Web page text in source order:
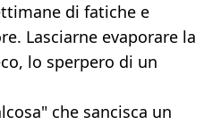
di fatiche e
Lasciarne evaporare la
lo sperpero di un
che sancisca un